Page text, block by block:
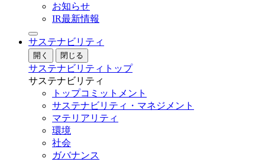
お知らせ
IR最新情報
サステナビリティ
開く 閉じる
サステナビリティトップ
サステナビリティ
トップコミットメント
サステナビリティ・マネジメント
マテリアリティ
環境
社会
ガバナンス